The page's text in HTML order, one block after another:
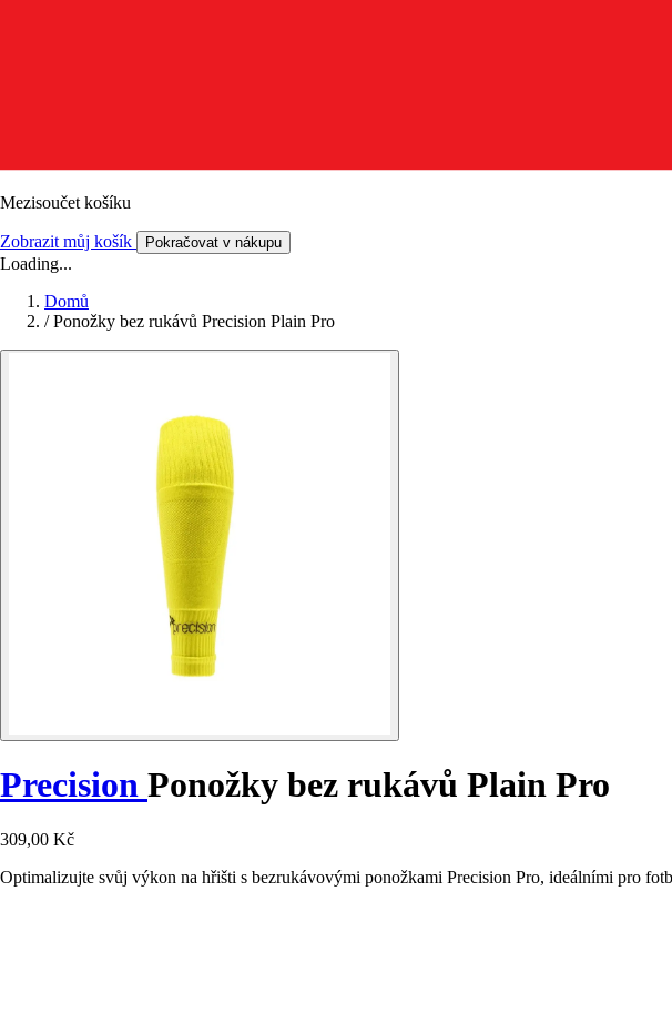
Mezisoučet košíku
Zobrazit můj košík Pokračovat v nákupu
Loading...
Domů
/ Ponožky bez rukávů Precision Plain Pro
Precision Ponožky bez rukávů Plain Pro
309,00 Kč
Optimalizujte svůj výkon na hřišti s bezrukávovými ponožkami Precision Pro, ideálními pro